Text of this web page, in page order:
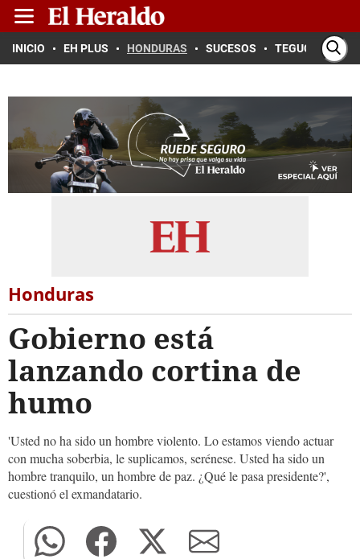
INICIO EH PLUS HONDURAS SUCESOS TEGUCIGALPA
Honduras
Gobierno está
lanzando cortina de
humo
'Usted no ha sido un hombre violento. Lo estamos viendo actuar
con mucha soberbia, le suplicamos, serénese. Usted ha sido un
hombre tranquilo, un hombre de paz. ¿Qué le pasa presidente?',
cuestionó el exmandatario.